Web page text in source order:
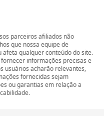
parceiros afiliados não
que nossa equipe de
qualquer conteúdo do site.
informações precisas e
usuários acharão relevantes,
fornecidas sejam
ou garantias em relação a